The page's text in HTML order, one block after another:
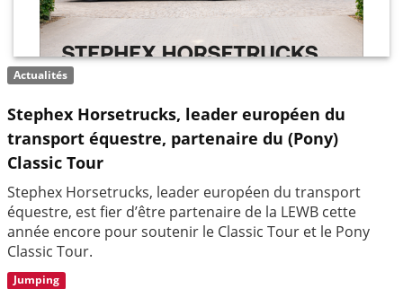
Actualités
Stephex Horsetrucks, leader européen du
transport équestre, partenaire du (Pony)
Classic Tour
Stephex Horsetrucks, leader européen du transport
équestre, est fier d’être partenaire de la LEWB cette
année encore pour soutenir le Classic Tour et le Pony
Classic Tour.
Jumping